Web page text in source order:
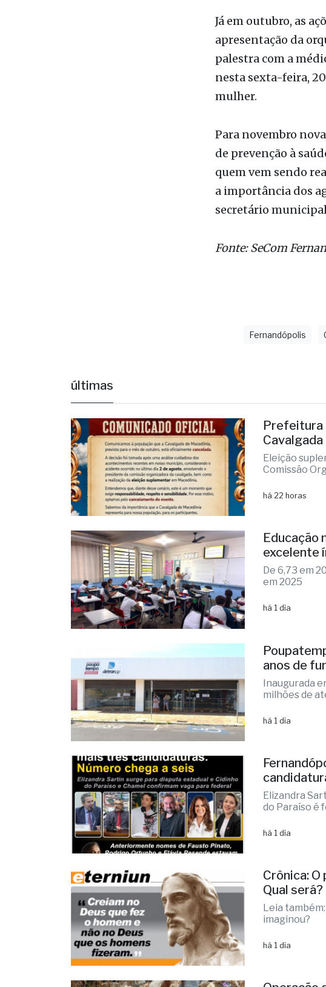
Já em outubro, as
apresentação da
palestra com a
nesta sexta-feira,
mulher.
Para novembro
de prevenção à
quem vem sendo
a importância dos
secretário
Fonte: SeCom
Fernandópolis
últimas
Prefeitura
Eleição
Comissão
há 22 horas
Educação
excelente
De 6,73 em
em 2025
há 1 dia
anos de
Inaugurada
milhões de
há 1 dia
Elizandra
do Paraíso é
há 1 dia
Crônica:
Qual será?
Leia
imaginou?
há 1 dia